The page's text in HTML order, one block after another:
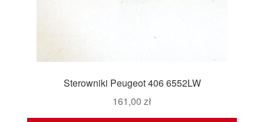
Sterowniki Peugeot 406 6552LW
161,00 zł